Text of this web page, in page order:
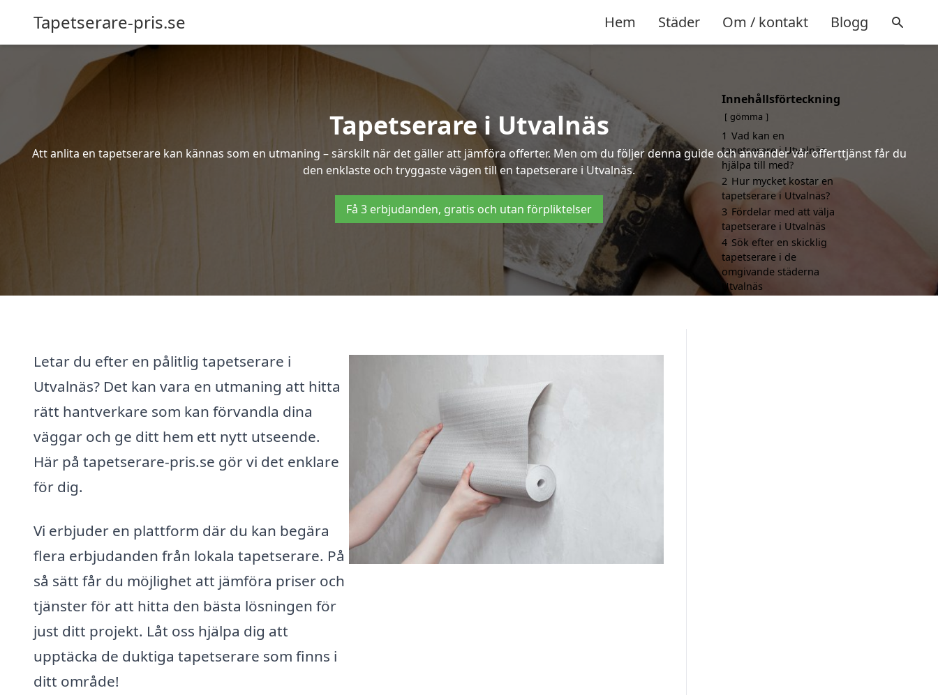
Tapetserare-pris.se Hem Städer Om / kontakt Blogg
Tapetserare i Utvalnäs
Att anlita en tapetserare kan kännas som en utmaning – särskilt när det gäller att jämföra offerter. Men om du följer denna guide och använder vår offerttjänst får du
den enklaste och tryggaste vägen till en tapetserare i Utvalnäs.
Få 3 erbjudanden, gratis och utan förpliktelser
Letar du efter en pålitlig tapetserare i
Utvalnäs? Det kan vara en utmaning att hitta
rätt hantverkare som kan förvandla dina
väggar och ge ditt hem ett nytt utseende.
Här på tapetserare-pris.se gör vi det enklare
för dig.
Vi erbjuder en plattform där du kan begära
flera erbjudanden från lokala tapetserare. På
så sätt får du möjlighet att jämföra priser och
tjänster för att hitta den bästa lösningen för
just ditt projekt. Låt oss hjälpa dig att
upptäcka de duktiga tapetserare som finns i
ditt område!
Innehållsförteckning
gömma
1 Vad kan en
tapetserare i Utvalnäs
hjälpa till med?
2 Hur mycket kostar en
tapetserare i Utvalnäs?
3 Fördelar med att välja
tapetserare i Utvalnäs
4 Sök efter en skicklig
tapetserare i de
omgivande städerna
Utvalnäs